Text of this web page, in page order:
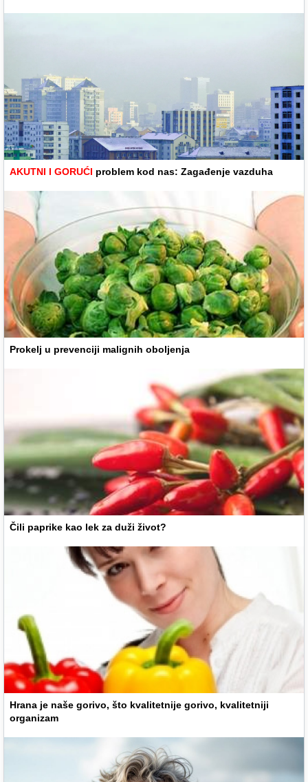
AKUTNI I GORUĆI problem kod nas: Zagađenje vazduha
Prokelj u prevenciji malignih oboljenja
Čili paprike kao lek za duži život?
Hrana je naše gorivo, što kvalitetnije gorivo, kvalitetniji
organizam